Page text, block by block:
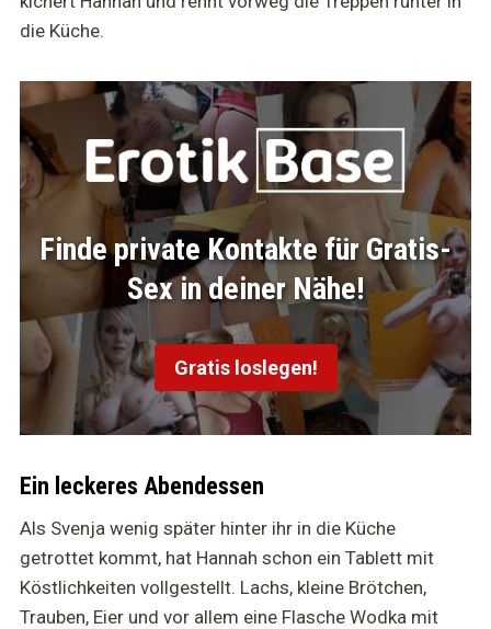
die Küche.
Finde private Kontakte für Gratis-
Sex in deiner Nähe!
Gratis loslegen!
Ein leckeres Abendessen
Als Svenja wenig später hinter ihr in die Küche
getrottet kommt, hat Hannah schon ein Tablett mit
Köstlichkeiten vollgestellt. Lachs, kleine Brötchen,
Trauben, Eier und vor allem eine Flasche Wodka mit